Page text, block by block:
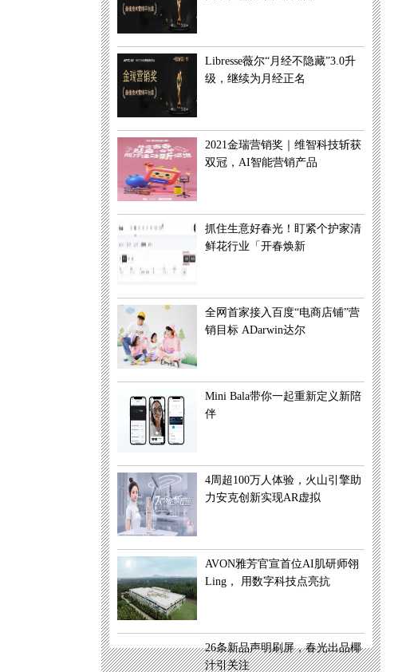
Libresse薇尔“月经不隐藏”3.0升
级，继续为月经正名
2021金瑞营销奖｜维智科技斩获
双冠，AI智能营销产品
抓住生意好春光！盯紧个护家清
鲜花行业「开春焕新
全网首家接入百度“电商店铺”营
销目标 ADarwin达尔
Mini Bala带你一起重新定义新陪
伴
4周超100万人体验，火山引擎助
力安克创新实现AR虚拟
AVON雅芳官宣首位AI肌研师翎
Ling， 用数字科技点亮抗
26条新品声明刷屏，春光出品椰
汁引关注